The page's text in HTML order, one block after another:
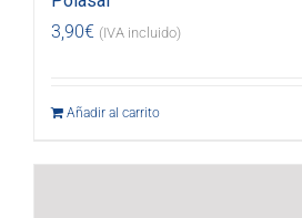
3,90€ (IVA incluido)
Añadir al carrito